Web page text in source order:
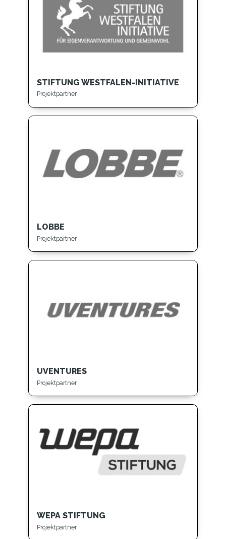
STIFTUNG WESTFALEN-INITIATIVE
Projektpartner
LOBBE
Projektpartner
UVENTURES
Projektpartner
WEPA STIFTUNG
Projektpartner